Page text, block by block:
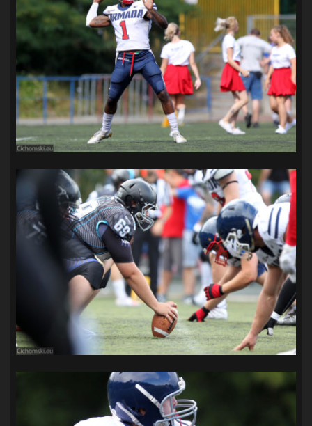
SANDRA SPA POGOŃ SZCZECIN(100) SIEDLECKA
SPARING SPR POGOŃ SZCZECIN(72)
SPÓJNIA STARGARD(35) STOCZNIA SZCZECIN(40)
SUPERLIGA KOBIET(58) SUPERLIGA MĘŻCZYZN(92)
TAURON LIGA KOBIET(106) TENIS(26) TREFL SOPOT(26)
WYGRANA (43) ZAGŁĘBIE LUBIN(36) ŚLĄSK WROCŁAW(29)
ŚWIT SKOLWIN (111)